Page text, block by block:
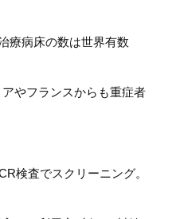
療病床の数は世界有数
やフランスからも重症者
検査でスクリーニング。